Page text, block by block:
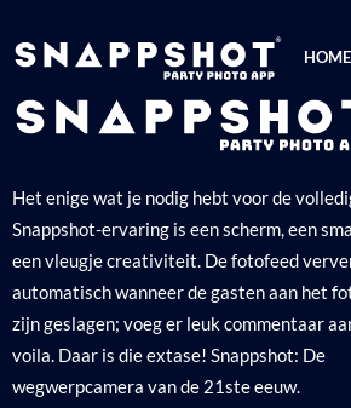
HOME
Het enige wat je nodig hebt voor de
Snappshot-ervaring is een scherm, een
een vleugje creativiteit. De fotofeed
automatisch wanneer de gasten aan het
zijn geslagen; voeg er leuk commentaar
voila. Daar is die extase! Snappshot: De
wegwerpcamera van de 21ste eeuw.